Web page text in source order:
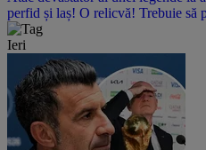
perfid și laș! O relicvă! Trebuie să
Ieri